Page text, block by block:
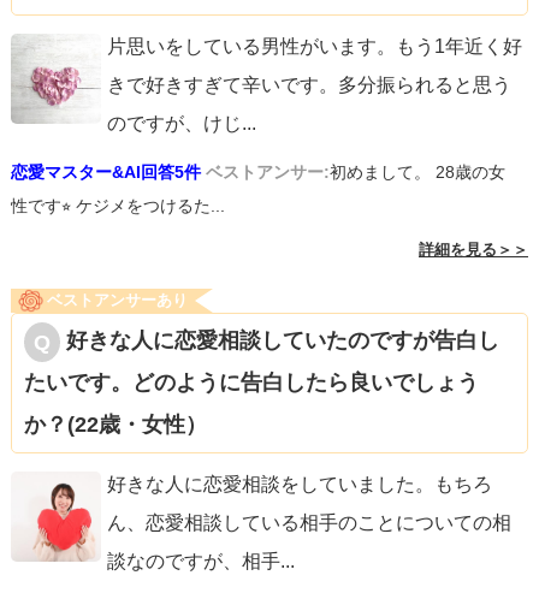
片思いをしている男性がいます。もう1年近く好
きで好きすぎて辛いです。多分振られると思う
のですが、けじ...
恋愛マスター&AI回答5件 ベストアンサー:初めまして。 28歳の女
性です⭐︎ ケジメをつけるた...
詳細を見る＞＞
ベストアンサーあり
好きな人に恋愛相談していたのですが告白し
たいです。どのように告白したら良いでしょう
か？(22歳・女性）
好きな人に恋愛相談をしていました。もちろ
ん、恋愛相談している相手のことについての相
談なのですが、相手...